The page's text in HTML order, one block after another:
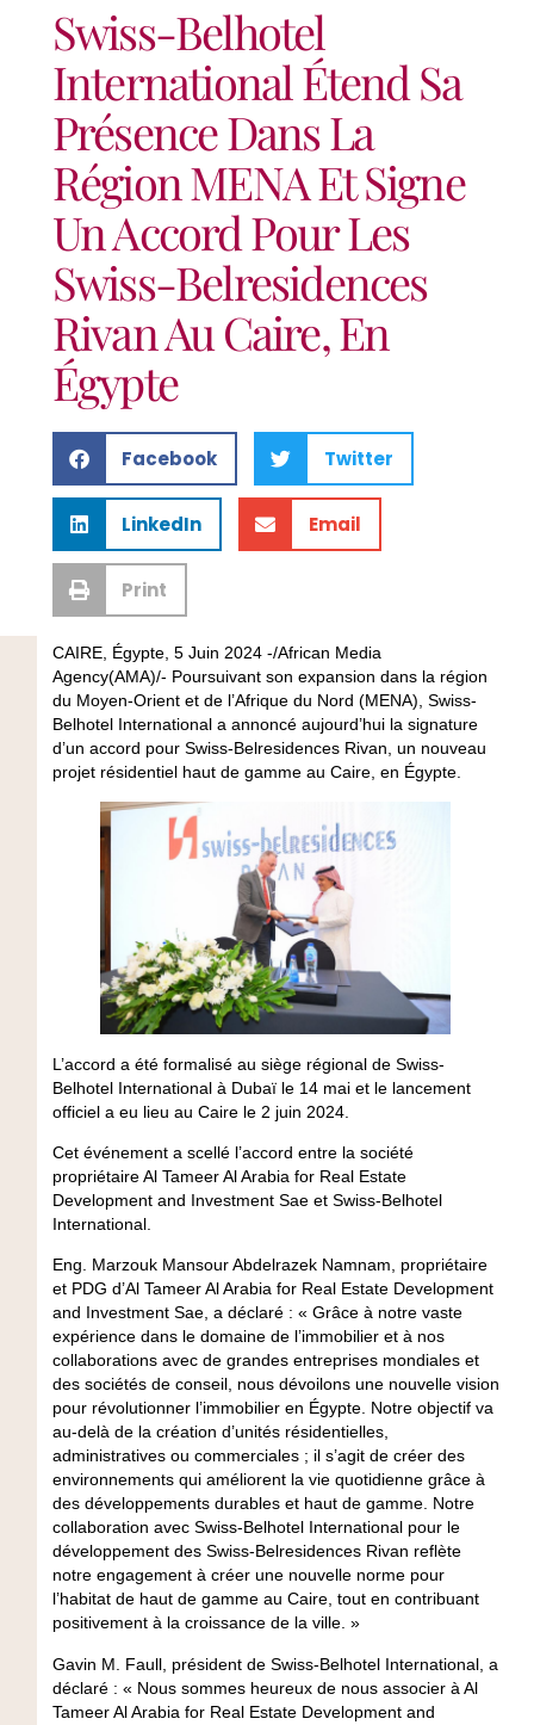
Swiss-Belhotel
International Étend Sa
Présence Dans La
Région MENA Et Signe
Un Accord Pour Les
Swiss-Belresidences
Rivan Au Caire, En
Égypte
Facebook Twitter
LinkedIn Email
Print
CAIRE, Égypte, 5 Juin 2024 -/African Media
Agency(AMA)/- Poursuivant son expansion dans la région
du Moyen-Orient et de l’Afrique du Nord (MENA), Swiss-
Belhotel International a annoncé aujourd’hui la signature
d’un accord pour Swiss-Belresidences Rivan, un nouveau
projet résidentiel haut de gamme au Caire, en Égypte.
L’accord a été formalisé au siège régional de Swiss-
Belhotel International à Dubaï le 14 mai et le lancement
officiel a eu lieu au Caire le 2 juin 2024.
Cet événement a scellé l’accord entre la société
propriétaire Al Tameer Al Arabia for Real Estate
Development and Investment Sae et Swiss-Belhotel
International.
Eng. Marzouk Mansour Abdelrazek Namnam, propriétaire
et PDG d’Al Tameer Al Arabia for Real Estate Development
and Investment Sae, a déclaré : « Grâce à notre vaste
expérience dans le domaine de l’immobilier et à nos
collaborations avec de grandes entreprises mondiales et
des sociétés de conseil, nous dévoilons une nouvelle vision
pour révolutionner l’immobilier en Égypte. Notre objectif va
au-delà de la création d’unités résidentielles,
administratives ou commerciales ; il s’agit de créer des
environnements qui améliorent la vie quotidienne grâce à
des développements durables et haut de gamme. Notre
collaboration avec Swiss-Belhotel International pour le
développement des Swiss-Belresidences Rivan reflète
notre engagement à créer une nouvelle norme pour
l’habitat de haut de gamme au Caire, tout en contribuant
positivement à la croissance de la ville. »
Gavin M. Faull, président de Swiss-Belhotel International, a
déclaré : « Nous sommes heureux de nous associer à Al
Tameer Al Arabia for Real Estate Development and